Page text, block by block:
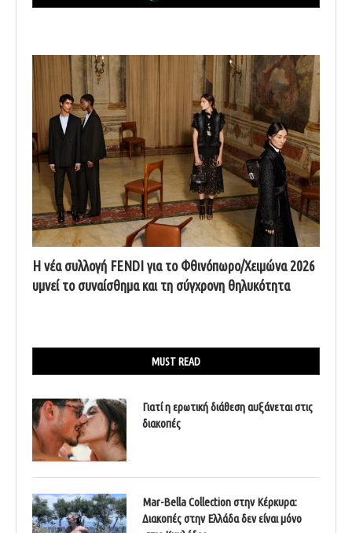
Η νέα συλλογή FENDI για το Φθινόπωρο/Χειμώνα 2026
υμνεί το συναίσθημα και τη σύγχρονη θηλυκότητα
MUST READ
Γιατί η ερωτική διάθεση αυξάνεται στις
διακοπές
Mar-Bella Collection στην Κέρκυρα:
Διακοπές στην Ελλάδα δεν είναι μόνο